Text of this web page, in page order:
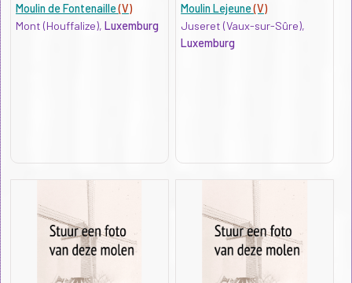
Moulin de Fontenaille(V)
Mont (Houffalize), Luxemburg
Moulin Lejeune(V)
Juseret (Vaux-sur-Sûre),
Luxemburg